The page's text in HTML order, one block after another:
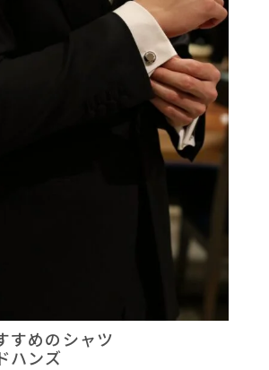
すめのシャツ
ハンズ